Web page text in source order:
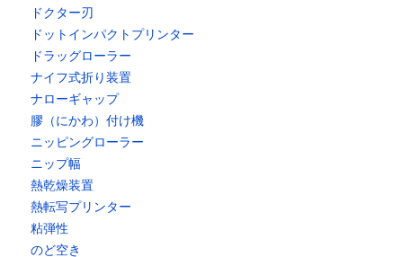
ドクター刃
ドットインパクトプリンター
ドラッグローラー
ナイフ式折り装置
ナローギャップ
膠（にかわ）付け機
ニッピングローラー
ニップ幅
熱乾燥装置
熱転写プリンター
粘弾性
のど空き